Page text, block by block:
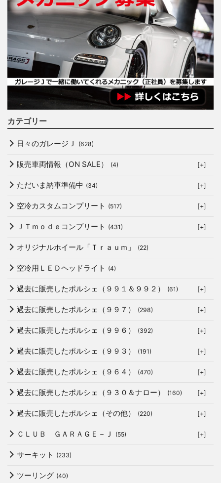
カテゴリー
日々のガレージＪ (628)
販売車両情報（ON SALE） (4) [+]
ただいま納車準備中 (34) [+]
空冷カスタムコンプリート (517) [+]
ＪＴｍｏｄｅコンプリート (431) [+]
オリジナルホイール「Ｔｒａｕｍ」 (22)
空冷用ＬＥＤヘッドライト (4)
過去に販売したポルシェ（９９１＆９９２） (61) [+]
過去に販売したポルシェ（９９７） (298) [+]
過去に販売したポルシェ（９９６） (392) [+]
過去に販売したポルシェ（９９３） (191) [+]
過去に販売したポルシェ（９６４） (470) [+]
過去に販売したポルシェ（９３０＆ナロー） (160) [+]
過去に販売したポルシェ（その他） (220) [+]
ＣＬＵＢ ＧＡＲＡＧＥ－Ｊ (55) [+]
サーキット (233)
ツーリング (40)